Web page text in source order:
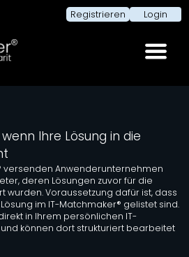
Registrieren Login
Ihre Lösung in die
versenden Anwenderunternehmen
deren Lösungen zuvor für die
wurden. Voraussetzung dafür ist, dass
im IT-Matchmaker® gelistet sind.
in Ihrem persönlichen IT-
können dort strukturiert bearbeitet